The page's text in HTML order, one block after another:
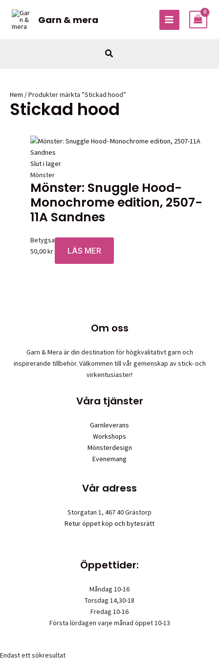
innehåll
Garn & mera
MAIN
Sök
Hem / Produkter märkta ”Stickad hood”
Stickad hood
Endast ett sökresultat
Slut i lager
Mönster
Mönster: Snuggle Hood-
Monochrome edition, 2507-
11A Sandnes
Betygsatt0av 5
50,00kr LÄS MER
Om oss
Garn & Mera är din destination för högkvalitativt garn och
inspirerande tillbehör. Välkommen till vår gemenskap av stick- och
virkentusiaster!
Våra tjänster
Garnleverans
Workshops
Mönsterdesign
Evenemang
Vår adress
Storgatan 1, 467 40 Grästorp
Retur öppet köp och bytesrätt
Öppettider:
Måndag 10-16
Torsdag 14,30-18
Fredag 10-16
Första lördagen varje månad öppet 10-13